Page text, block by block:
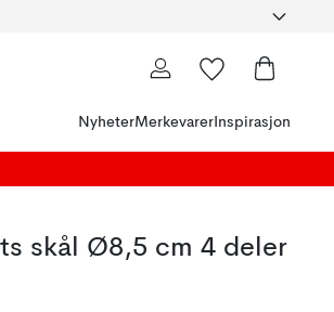
NyheterMerkevarer Inspirasjon
skål Ø8,5 cm 4 deler